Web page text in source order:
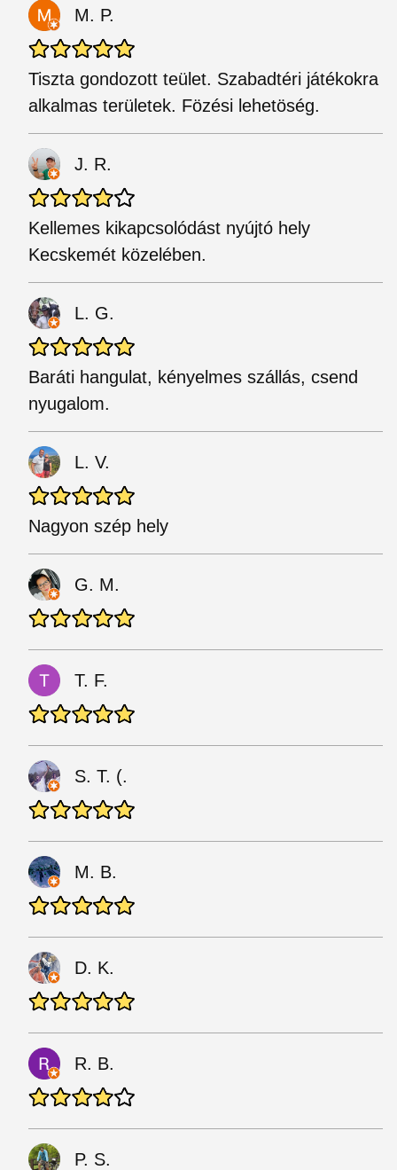
M. P.
Tiszta gondozott teület. Szabadtéri játékokra
alkalmas területek. Fözési lehetöség.
J. R.
Kellemes kikapcsolódást nyújtó hely
Kecskemét közelében.
L. G.
Baráti hangulat, kényelmes szállás, csend
nyugalom.
L. V.
Nagyon szép hely
G. M.
T. F.
S. T. (.
M. B.
D. K.
R. B.
P. S.